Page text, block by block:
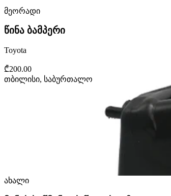
მეორადი
წინა ბამპერი
Toyota
₾200.00
თბილისი, საბურთალო
ახალი